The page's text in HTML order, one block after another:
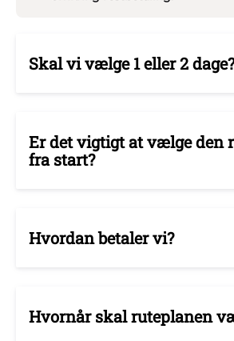
Skal vi vælge 1 eller 2 dage?
Er det vigtigt at vælge den
fra start?
Hvordan betaler vi?
Hvornår skal ruteplanen